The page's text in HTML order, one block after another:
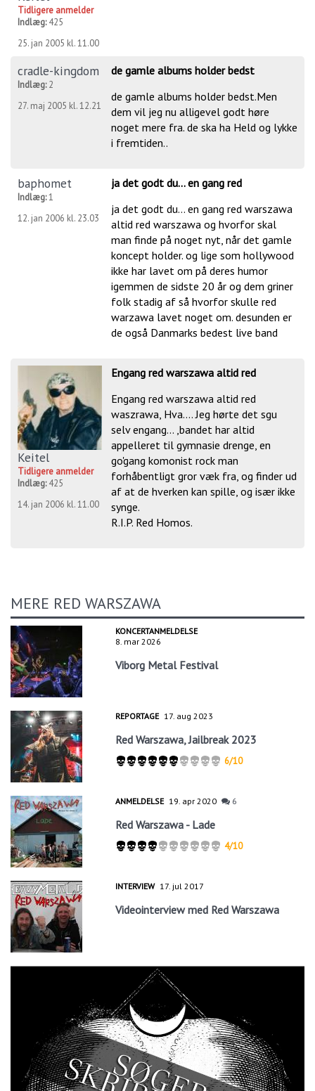
Tidligere anmelder
Indlæg:425
25. jan 2005 kl. 11.00
cradle-kingdom
Indlæg:2
27. maj 2005 kl. 12.21
de gamle albums holder bedst
de gamle albums holder bedst.Men
dem vil jeg nu alligevel godt høre
noget mere fra. de ska ha Held og lykke
i fremtiden..
baphomet
Indlæg:1
12. jan 2006 kl. 23.03
ja det godt du... en gang red
ja det godt du... en gang red warszawa
altid red warszawa og hvorfor skal
man finde på noget nyt, når det gamle
koncept holder. og lige som hollywood
ikke har lavet om på deres humor
igemmen de sidste 20 år og dem griner
folk stadig af så hvorfor skulle red
warzawa lavet noget om. desunden er
de også Danmarks bedest live band
Keitel
Tidligere anmelder
Indlæg:425
14. jan 2006 kl. 11.00
Engang red warszawa altid red
Engang red warszawa altid red
waszrawa, Hva.... Jeg hørte det sgu
selv engang... ,bandet har altid
appelleret til gymnasie drenge, en
go'gang komonist rock man
forhåbentligt gror væk fra, og finder ud
af at de hverken kan spille, og især ikke
synge.
R.I.P. Red Homos.
MERE RED WARSZAWA
KONCERTANMELDELSE
8. mar 2026
Viborg Metal Festival
REPORTAGE 17. aug 2023
Red Warszawa, Jailbreak 2023
6/10
ANMELDELSE 19. apr 2020 6
Red Warszawa - Lade
4/10
INTERVIEW 17. jul 2017
Videointerview med Red Warszawa